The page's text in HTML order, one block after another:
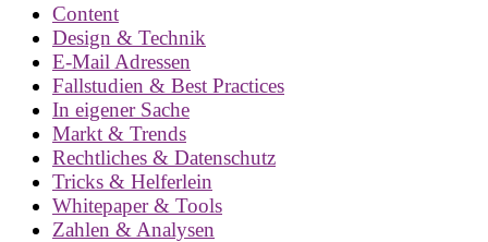
Content
Design & Technik
E-Mail Adressen
Fallstudien & Best Practices
In eigener Sache
Markt & Trends
Rechtliches & Datenschutz
Tricks & Helferlein
Whitepaper & Tools
Zahlen & Analysen